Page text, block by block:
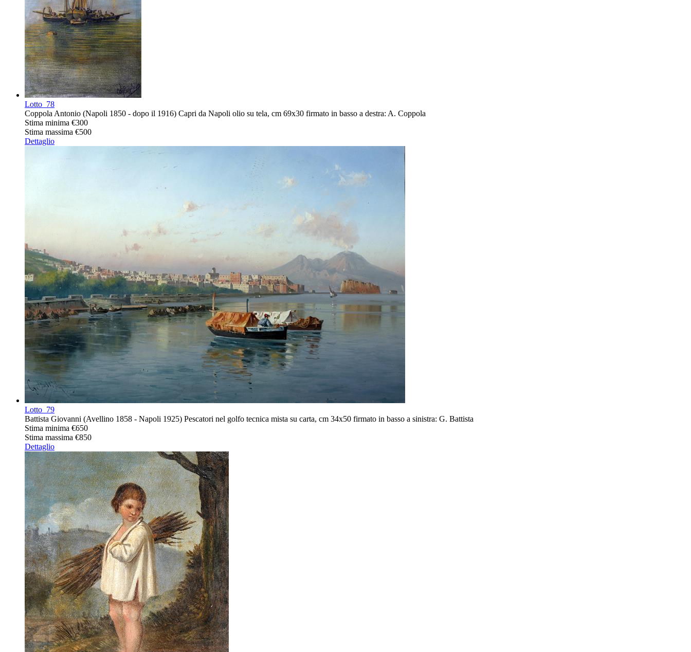
Lotto 78
Coppola Antonio (Napoli 1850 - dopo il 1916) Capri da Napoli olio su tela, cm 69x30 firmato in basso a destra: A. Coppola
Stima minima €300
Stima massima €500
Dettaglio
Lotto 79
Battista Giovanni (Avellino 1858 - Napoli 1925) Pescatori nel golfo tecnica mista su carta, cm 34x50 firmato in basso a sinistra: G. Battista
Stima minima €650
Stima massima €850
Dettaglio